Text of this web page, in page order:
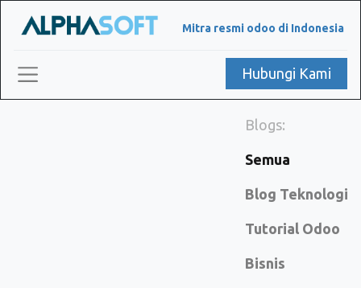
Mitra resmi odoo di Indonesia
Hubungi Kami
Blogs:
Semua
Blog Teknologi
Tutorial Odoo
Bisnis